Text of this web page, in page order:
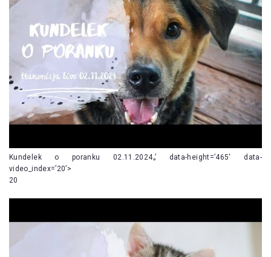
Kundelek o poranku 02.11.2024„’ data-height=’465′ data-
video_index=’20’>
20